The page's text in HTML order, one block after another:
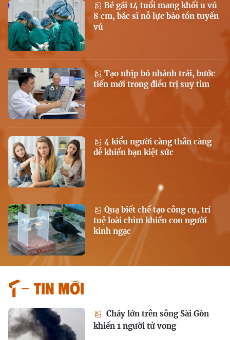
Bé gái 14 tuổi mang khối u vú
8 cm, bác sĩ nỗ lực bảo tồn tuyến
vú
Tạo nhịp bó nhánh trái, bước
tiến mới trong điều trị suy tim
4 kiểu người càng thân càng
dễ khiến bạn kiệt sức
Quạ biết chế tạo công cụ, trí
tuệ loài chim khiến con người
kinh ngạc
Tin mới
Cháy lớn trên sông Sài Gòn
khiến 1 người tử vong